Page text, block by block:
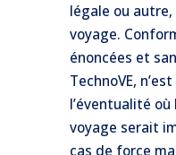
légale ou
voyage.
énoncées et
TechnoVE,
l’éventualité
voyage serait
cas de force